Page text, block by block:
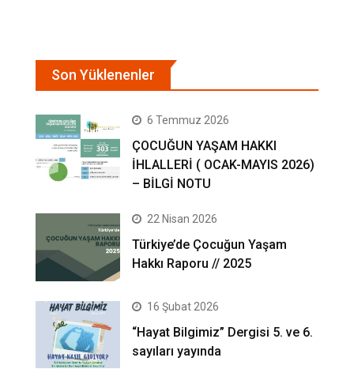
Son Yüklenenler
6 Temmuz 2026
ÇOCUĞUN YAŞAM HAKKI
İHLALLERİ ( OCAK-MAYIS 2026)
– BİLGİ NOTU
22 Nisan 2026
Türkiye’de Çocuğun Yaşam
Hakkı Raporu // 2025
16 Şubat 2026
“Hayat Bilgimiz” Dergisi 5. ve 6.
sayıları yayında